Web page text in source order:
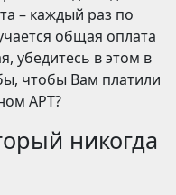
– каждый раз по
общая оплата
убедитесь в этом в
чтобы Вам платили
APT?
никогда